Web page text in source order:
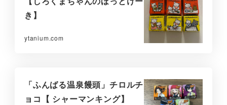
き】
ytanium.com
「ふんばる温泉饅頭」チロルチ
ョコ【 シャーマンキング】